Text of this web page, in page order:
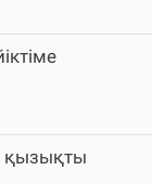
қызықты